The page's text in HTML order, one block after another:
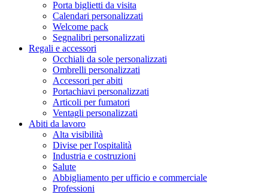
Porta biglietti da visita
Calendari personalizzati
Welcome pack
Segnalibri personalizzati
Regali e accessori
Occhiali da sole personalizzati
Ombrelli personalizzati
Accessori per abiti
Portachiavi personalizzati
Articoli per fumatori
Ventagli personalizzati
Abiti da lavoro
Alta visibilità
Divise per l'ospitalità
Industria e costruzioni
Salute
Abbigliamento per ufficio e commerciale
Professioni